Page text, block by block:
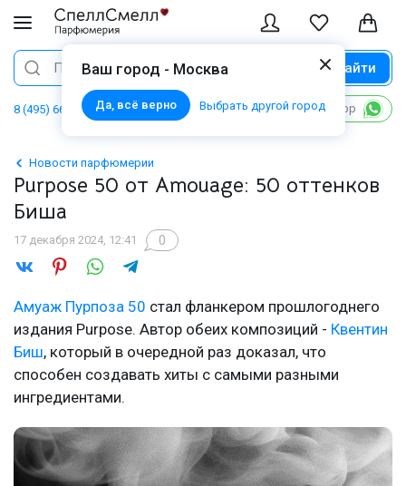
Ваш город - Москва
Да, всё верно Выбрать другой город
Поиск Найти
8 (495) 668 06 02 Написать в WhatsApp
Новости парфюмерии
Purpose 50 от Amouage: 50 оттенков
Биша
17 декабря 2024, 12:41 0
Амуаж Пурпоза 50 стал фланкером прошлогоднего
издания Purpose. Автор обеих композиций - Квентин
Биш, который в очередной раз доказал, что
способен создавать хиты с самыми разными
ингредиентами.